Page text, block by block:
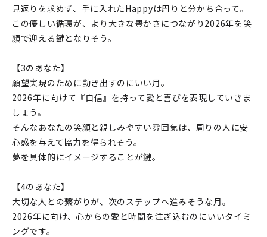
見返りを求めず、手に入れたHappyは周りと分かち合って。
この優しい循環が、より大きな豊かさにつながり2026年を笑
顔で迎える鍵となりそう。
【3のあなた】
願望実現のために動き出すのにいい月。
2026年に向けて『自信』を持って愛と喜びを表現していきま
しょう。
そんなあなたの笑顔と親しみやすい雰囲気は、周りの人に安
心感を与えて協力を得られそう。
夢を具体的にイメージすることが鍵。
【4のあなた】
大切な人との繋がりが、次のステップへ進みそうな月。
2026年に向け、心からの愛と時間を注ぎ込むのにいいタイミ
ングです。